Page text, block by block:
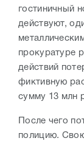
гостиничный
действуют,
прокуратуре
действий
фиктивную
сумму 13 млн
После чего
полицию.